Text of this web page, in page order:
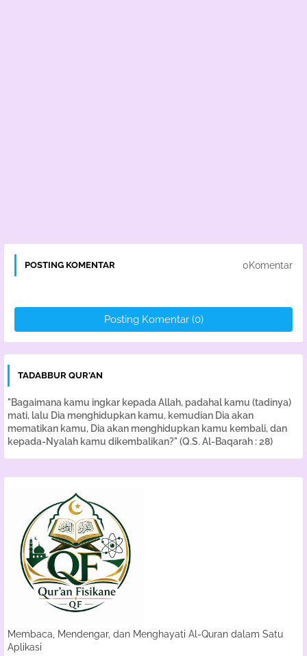
POSTING KOMENTAR 0Komentar
Posting Komentar (0)
TADABBUR QUR'AN
"Bagaimana kamu ingkar kepada Allah, padahal kamu (tadinya)
mati, lalu Dia menghidupkan kamu, kemudian Dia akan
mematikan kamu, Dia akan menghidupkan kamu kembali, dan
kepada-Nyalah kamu dikembalikan?" (Q.S. Al-Baqarah : 28)
Membaca, Mendengar, dan Menghayati Al-Quran dalam Satu
Aplikasi